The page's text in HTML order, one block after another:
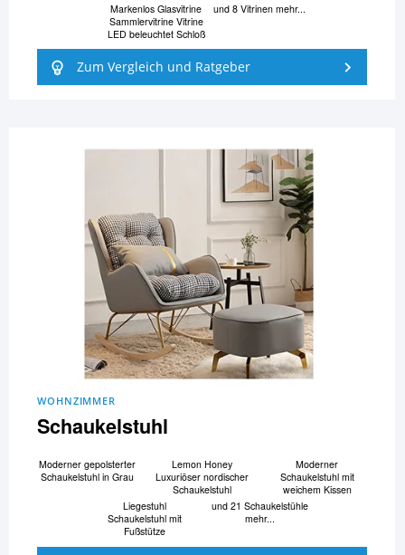
Markenlos Glasvitrine
Sammlervitrine Vitrine
LED beleuchtet Schloß
und 8 Vitrinen mehr...
Zum Vergleich und Ratgeber
WOHNZIMMER
Schaukelstuhl
Moderner gepolsterter
Schaukelstuhl in Grau
Lemon Honey
Luxuriöser nordischer
Schaukelstuhl
Moderner
Schaukelstuhl mit
weichem Kissen
Liegestuhl
Schaukelstuhl mit
Fußstütze
und 21 Schaukelstühle
mehr...